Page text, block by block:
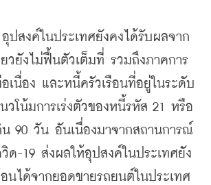
งค์ในประเทศยังคงได้รับผลจาก
ยวยังไม่ฟื้นตัวเต็มที่ รวมถึงภาคการ
เนื่อง และหนี้ครัวเรือนที่อยู่ในระดับ
วโน้มการเร่งตัวของหนี้รหัส 21 หรือ
น 90 วัน อันเนื่องมาจากสถานการณ์
ด-19 ส่งผลให้อุปสงค์ในประเทศยัง
ได้จากยอดขายรถยนต์ในประเทศ